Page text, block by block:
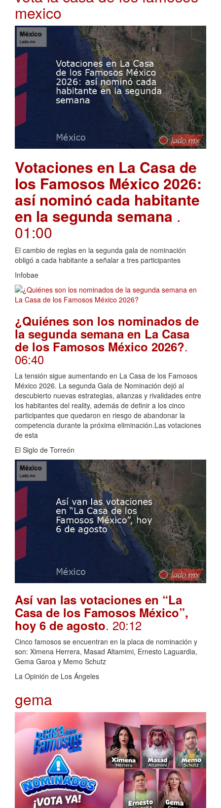
mexico
Votaciones en La Casa de
los Famosos México 2026:
así nominó cada habitante
en la segunda semana .
01:00
El cambio de reglas en la segunda gala de nominación
obligó a cada habitante a señalar a tres participantes
Infobae
¿Quiénes son los nominados de
la segunda semana en La Casa
de los Famosos México 2026?.
06:40
La tensión sigue aumentando en La Casa de los Famosos
México 2026. La segunda Gala de Nominación dejó al
descubierto nuevas estrategias, alianzas y rivalidades entre
los habitantes del reality, además de definir a los cinco
participantes que quedaron en riesgo de abandonar la
competencia durante la próxima eliminación.Las votaciones
de esta
El Siglo de Torreón
Así van las votaciones en “La
Casa de los Famosos México”,
hoy 6 de agosto. 20:12
Cinco famosos se encuentran en la placa de nominación y
son: Ximena Herrera, Masad Altamimi, Ernesto Laguardia,
Gema Garoa y Memo Schutz
La Opinión de Los Ángeles
gema